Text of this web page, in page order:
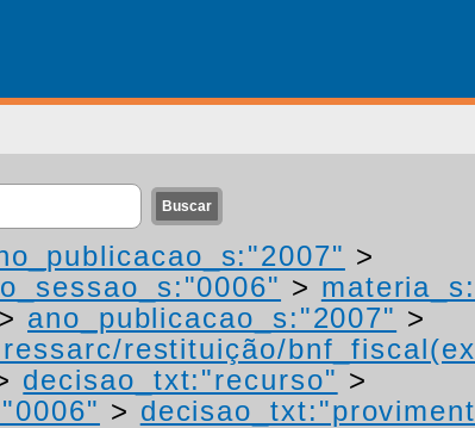
>
>
> ano_publicacao_s:"2007" >
restituição/
decisao_txt:"recurso" >
>